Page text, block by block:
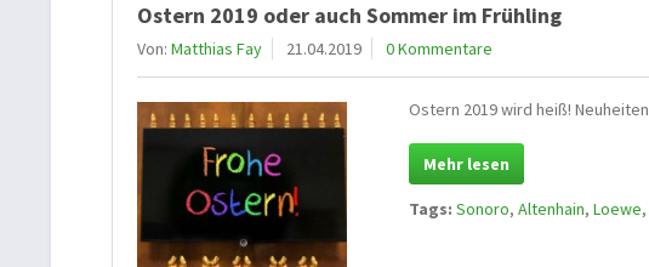
Ostern 2019 oder auch Sommer im Frühling
Von: Matthias Fay 21.04.2019 0 Kommentare
Ostern 2019 wird heiß!
Mehr lesen
Tags: Sonoro,Altenhain,Loewe